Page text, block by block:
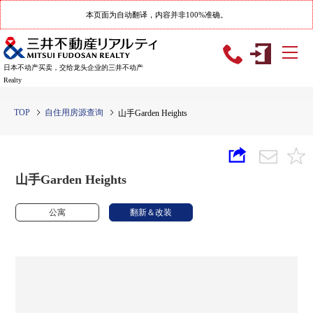
本页面为自动翻译，内容并非100%准确。
日本不动产买卖，交给龙头企业的三井不动产
Realty
TOP 自住用房源查询 山手Garden Heights
山手Garden Heights
公寓 翻新＆改装